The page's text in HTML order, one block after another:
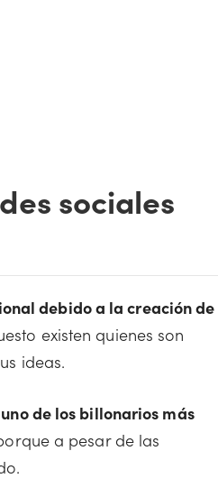
sociales
debido a la creación de
existen quienes son
ideas.
uno de los billonarios más
a pesar de las